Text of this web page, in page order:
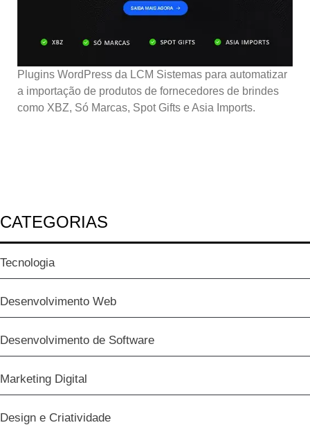
Plugins WordPress da LCM Sistemas para automatizar
a importação de produtos de fornecedores de brindes
como XBZ, Só Marcas, Spot Gifts e Asia Imports.
CATEGORIAS
Tecnologia
Desenvolvimento Web
Desenvolvimento de Software
Marketing Digital
Design e Criatividade